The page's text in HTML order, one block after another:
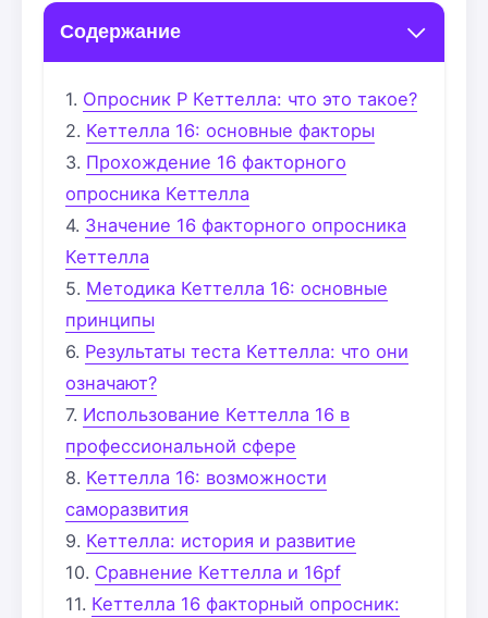
Содержание
Опросник Р Кеттелла: что это такое?
Кеттелла 16: основные факторы
Прохождение 16 факторного
опросника Кеттелла
Значение 16 факторного опросника
Кеттелла
Методика Кеттелла 16: основные
принципы
Результаты теста Кеттелла: что они
означают?
Использование Кеттелла 16 в
профессиональной сфере
Кеттелла 16: возможности
саморазвития
Кеттелла: история и развитие
Сравнение Кеттелла и 16pf
Кеттелла 16 факторный опросник: